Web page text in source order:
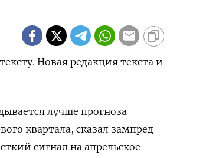
Новая редакция текста и
лучше прогноза
квартала, сказал зампред
сигнал на апрельское